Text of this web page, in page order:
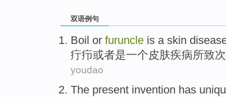
双语例句
Boil or furuncle is a skin
疔疖或者是一个皮肤疾病所致
youdao
The present invention has